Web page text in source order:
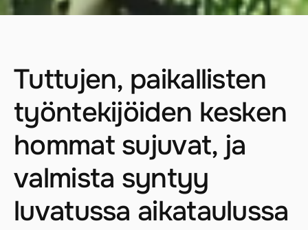
Tuttujen, paikallisten
työntekijöiden kesken
hommat sujuvat, ja
valmista syntyy
luvatussa aikataulussa